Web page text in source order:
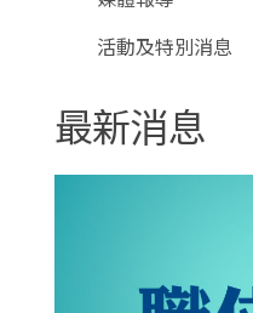
活動及特別消息
最新消息